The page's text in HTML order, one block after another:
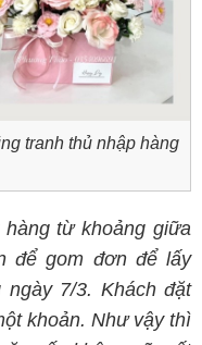
tranh thủ nhập hàng
từ khoảng giữa
để gom đơn để lấy
ngày 7/3. Khách đặt
khoản. Như vậy thì